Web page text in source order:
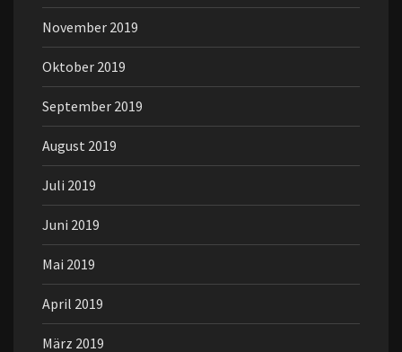
November 2019
Oktober 2019
September 2019
August 2019
Juli 2019
Juni 2019
Mai 2019
April 2019
März 2019